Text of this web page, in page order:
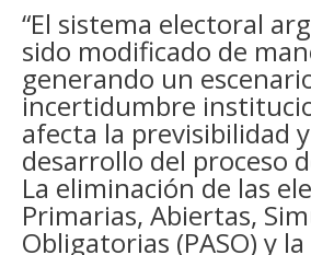
“El sistema electoral
sido modificado de
generando un
incertidumbre
afecta la previsibilidad
desarrollo del proceso
La eliminación de las
Primarias, Abiertas,
Obligatorias (PASO) y la